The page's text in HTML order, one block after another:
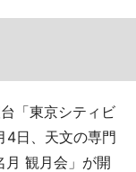
「東京シティビ
4日、天文の専門
月 観月会」が開